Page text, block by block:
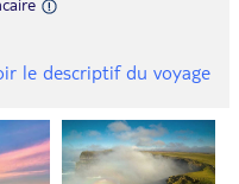
le descriptif du voyage